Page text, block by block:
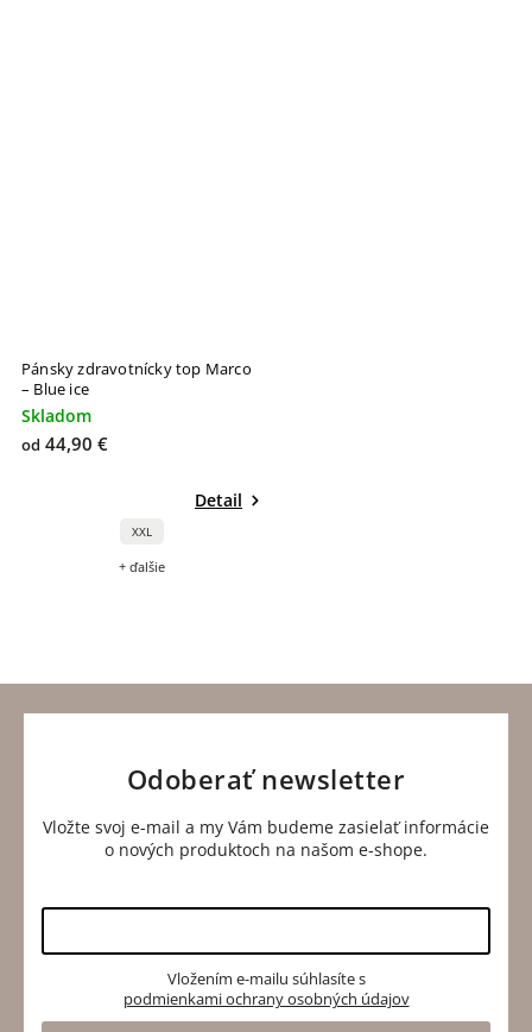
Pánsky zdravotnícky top Marco
– Blue ice
Skladom
od 44,90 €
Detail
XXL
+ ďalšie
Odoberať newsletter
Vložte svoj e-mail a my Vám budeme zasielať informácie
o nových produktoch na našom e-shope.
Vložením e-mailu súhlasíte s
podmienkami ochrany osobných údajov